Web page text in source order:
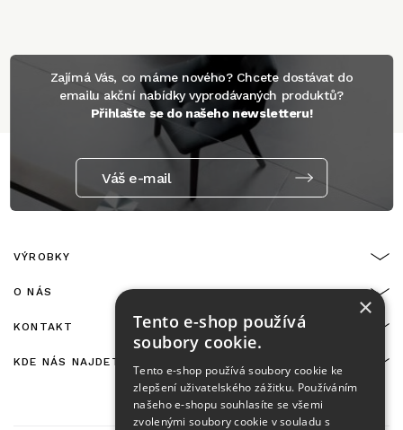
Zajímá Vás, co máme nového? Chcete dostávat do
emailu akční nabídky vyprodávaných produktů?
Přihlašte se do našeho newsletteru!
Váš e-mail
VÝROBKY
O NÁS
KONTAKT
KDE NÁS NAJDETE
×
Tento e-shop používá
soubory cookie.
Tento e-shop používá soubory cookie ke
zlepšení uživatelského zážitku. Používáním
našeho e-shopu souhlasíte se všemi
zvolenými soubory cookie v souladu s